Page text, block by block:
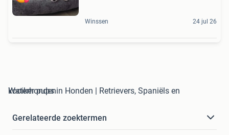
Winssen 24 jul 26
kooiker pups in Honden | Retrievers, Spaniëls en Waterhonden
Gerelateerde zoektermen